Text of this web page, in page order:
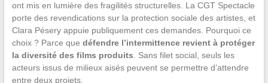
ont mis en lumière des fragilités structurelles. La CGT Spectacle
porte des revendications sur la protection sociale des artistes, et
Clara Pésery appuie publiquement ces demandes. Pourquoi ce
choix ? Parce que défendre l’intermittence revient à protéger
la diversité des films produits. Sans filet social, seuls les
acteurs issus de milieux aisés peuvent se permettre d’attendre
entre deux projets.